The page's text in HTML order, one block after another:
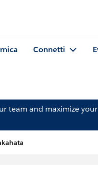
Connetti
team and maximize